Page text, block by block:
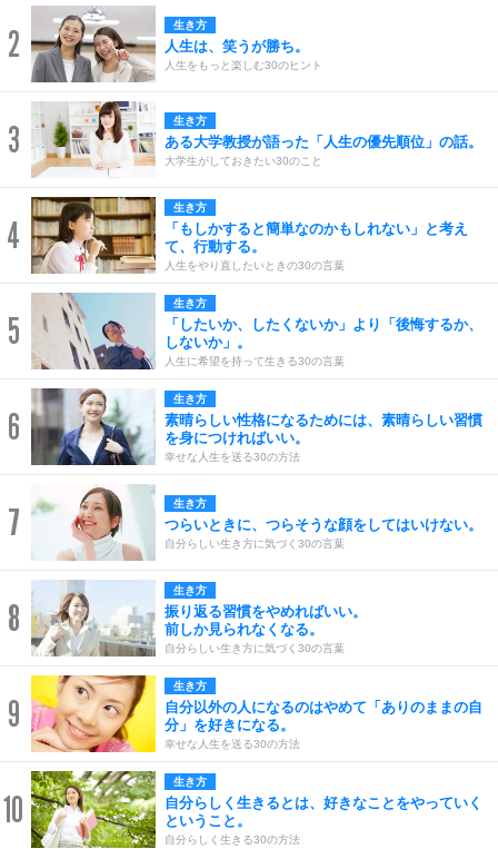
2 生き方
人生は、笑うが勝ち。
人生をもっと楽しむ30のヒント
3 生き方
ある大学教授が語った「人生の優先順位」の話。
大学生がしておきたい30のこと
4
生き方
「もしかすると簡単なのかもしれない」と考え
て、行動する。
人生をやり直したいときの30の言葉
5
生き方
「したいか、したくないか」より「後悔するか、
しないか」。
人生に希望を持って生きる30の言葉
6
生き方
素晴らしい性格になるためには、素晴らしい習慣
を身につければいい。
幸せな人生を送る30の方法
7 生き方
つらいときに、つらそうな顔をしてはいけない。
自分らしい生き方に気づく30の言葉
8
生き方
振り返る習慣をやめればいい。
前しか見られなくなる。
自分らしい生き方に気づく30の言葉
9
生き方
自分以外の人になるのはやめて「ありのままの自
分」を好きになる。
幸せな人生を送る30の方法
10
生き方
自分らしく生きるとは、好きなことをやっていく
ということ。
自分らしく生きる30の方法